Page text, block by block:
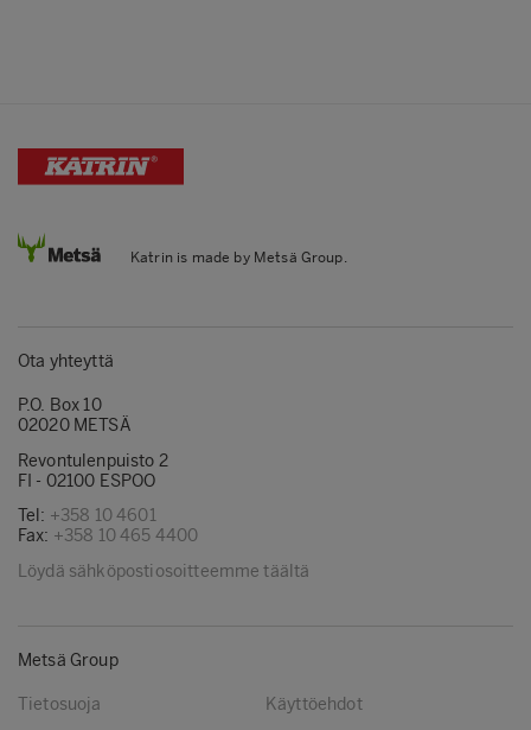
Katrin is made by Metsä Group.
Ota yhteyttä
P.O. Box 10
02020 METSÄ
Revontulenpuisto 2
FI - 02100 ESPOO
Tel: +358 10 4601
Fax: +358 10 465 4400
Löydä sähköpostiosoitteemme täältä
Metsä Group
Tietosuoja
Käyttöehdot